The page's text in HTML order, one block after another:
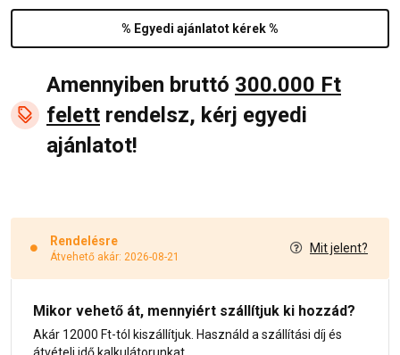
% Egyedi ajánlatot kérek %
Amennyiben bruttó 300.000 Ft
felett rendelsz, kérj egyedi
ajánlatot!
Rendelésre
Átvehető akár: 2026-08-21
Mit jelent?
Mikor vehető át, mennyiért szállítjuk ki hozzád?
Akár 12000 Ft-tól kiszállítjuk. Használd a szállítási díj és
átvételi idő kalkulátorunkat.